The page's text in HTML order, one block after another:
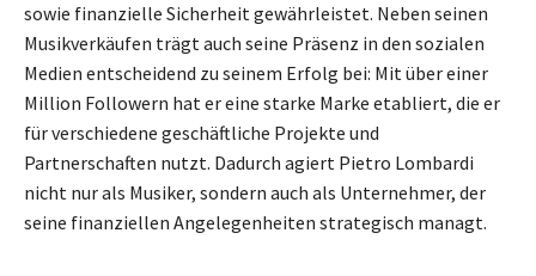
sowie finanzielle Sicherheit gewährleistet. Neben seinen
Musikverkäufen trägt auch seine Präsenz in den sozialen
Medien entscheidend zu seinem Erfolg bei: Mit über einer
Million Followern hat er eine starke Marke etabliert, die er
für verschiedene geschäftliche Projekte und
Partnerschaften nutzt. Dadurch agiert Pietro Lombardi
nicht nur als Musiker, sondern auch als Unternehmer, der
seine finanziellen Angelegenheiten strategisch managt.